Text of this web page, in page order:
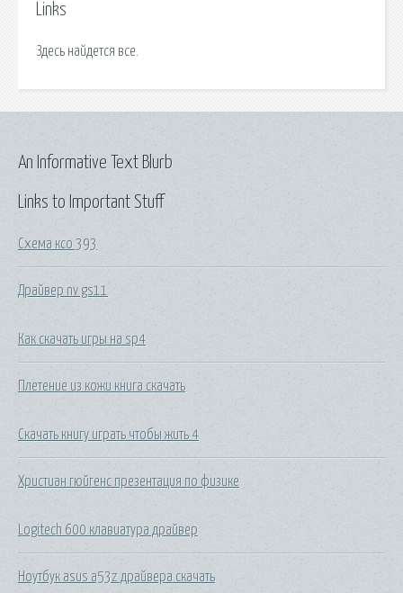
Links
Здесь найдется все.
Links to Important Stuff
Схема ксо 393
Драйвер nv gs11
Как скачать игры на sp4
Плетение из кожи книга скачать
Скачать книгу играть чтобы жить 4
Христиан гюйгенс презентация по физике
Logitech 600 клавиатура драйвер
Ноутбук asus a53z драйвера скачать
An Informative Text Blurb